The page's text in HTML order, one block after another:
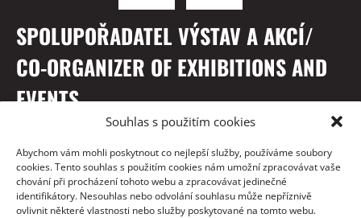
Souhlas s použitím cookies
Abychom vám mohli poskytnout co nejlepší služby, používáme soubory
cookies. Tento souhlas s použitím cookies nám umožní zpracovávat vaše
chování při procházení tohoto webu a zpracovávat jedinečné
identifikátory. Nesouhlas nebo odvolání souhlasu může nepříznivě
ovlivnit některé vlastnosti nebo služby poskytované na tomto webu.
SPOLUPOŘADATEL VÝSTAV A AKCÍ/
CO-ORGANIZER OF EXHIBITIONS AND
EVENTS